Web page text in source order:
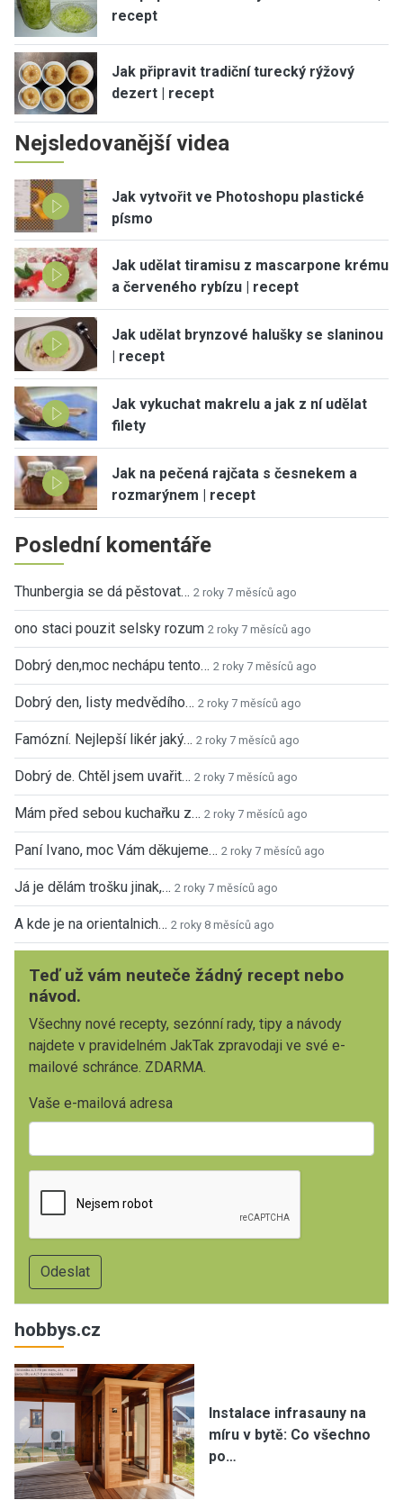
recept
Jak připravit tradiční turecký rýžový
dezert | recept
Nejsledovanější videa
Jak vytvořit ve Photoshopu plastické
písmo
Jak udělat tiramisu z mascarpone krému
a červeného rybízu | recept
Jak udělat brynzové halušky se slaninou
| recept
Jak vykuchat makrelu a jak z ní udělat
filety
Jak na pečená rajčata s česnekem a
rozmarýnem | recept
Poslední komentáře
Thunbergia se dá pěstovat… 2 roky 7 měsíců ago
ono staci pouzit selsky rozum 2 roky 7 měsíců ago
Dobrý den,moc nechápu tento… 2 roky 7 měsíců ago
Dobrý den, listy medvědího… 2 roky 7 měsíců ago
Famózní. Nejlepší likér jaký… 2 roky 7 měsíců ago
Dobrý de. Chtěl jsem uvařit… 2 roky 7 měsíců ago
Mám před sebou kuchařku z… 2 roky 7 měsíců ago
Paní Ivano, moc Vám děkujeme… 2 roky 7 měsíců ago
Já je dělám trošku jinak,… 2 roky 7 měsíců ago
A kde je na orientalnich… 2 roky 8 měsíců ago
Teď už vám neuteče žádný recept nebo
návod.
Všechny nové recepty, sezónní rady, tipy a návody
najdete v pravidelném JakTak zpravodaji ve své e-
mailové schránce. ZDARMA.
Vaše e-mailová adresa
hobbys.cz
Instalace infrasauny na
míru v bytě: Co všechno
po…